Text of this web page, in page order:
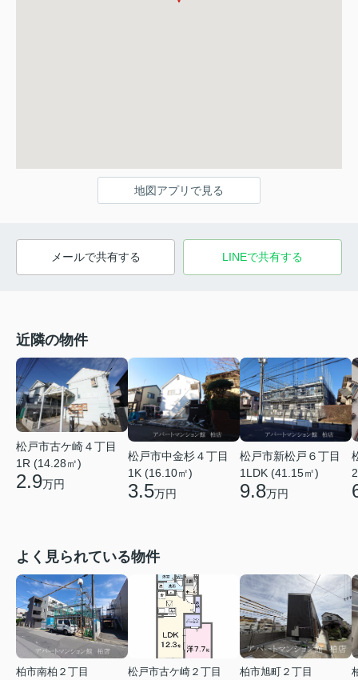
地図アプリで見る
メールで共有する LINEで共有する
近隣の物件
松戸市古ケ崎４丁目
1R (14.28㎡)
2.9万円
松戸市中金杉４丁目
1K (16.10㎡)
3.5万円
松戸市新松戸６丁目
1LDK (41.15㎡)
9.8万円
よく見られている物件
柏市南柏２丁目
松戸市古ケ崎２丁目
柏市旭町２丁目